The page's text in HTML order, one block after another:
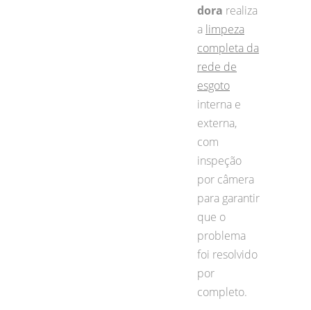
dora realiza
a limpeza
completa da
rede de
esgoto
interna e
externa,
com
inspeção
por câmera
para garantir
que o
problema
foi resolvido
por
completo.